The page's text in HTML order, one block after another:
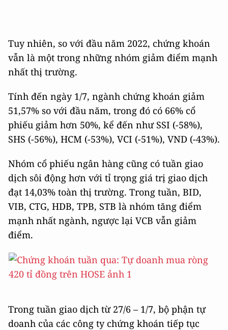
Tuy nhiên, so với đầu năm 2022, chứng khoán
vẫn là một trong những nhóm giảm điểm mạnh
nhất thị trường.
Tính đến ngày 1/7, ngành chứng khoán giảm
51,57% so với đầu năm, trong đó có 66% cổ
phiếu giảm hơn 50%, kể đến như SSI (-58%),
SHS (-56%), HCM (-53%), VCI (-51%), VND (-43%).
Nhóm cổ phiếu ngân hàng cũng có tuần giao
dịch sôi động hơn với tỉ trọng giá trị giao dịch
đạt 14,03% toàn thị trường. Trong tuần, BID,
VIB, CTG, HDB, TPB, STB là nhóm tăng điểm
mạnh nhất ngành, ngược lại VCB vẫn giảm
điểm.
Trong tuần giao dịch từ 27/6 – 1/7, bộ phận tự
doanh của các công ty chứng khoán tiếp tục